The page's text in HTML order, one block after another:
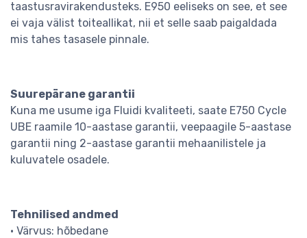
taastusravirakendusteks. E950 eeliseks on see, et see
ei vaja välist toiteallikat, nii et selle saab paigaldada
mis tahes tasasele pinnale.
Suurepärane garantii
Kuna me usume iga Fluidi kvaliteeti, saate E750 Cycle
UBE raamile 10-aastase garantii, veepaagile 5-aastase
garantii ning 2-aastase garantii mehaanilistele ja
kuluvatele osadele.
Tehnilised andmed
• Värvus: hõbedane